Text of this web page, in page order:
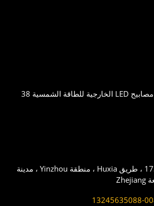
4 عبوات من مصابيح LED الخارجية للطاقة الشمسية 38
1102-2 ، رقم 173 ، طريق Huxia ، منطقة Yinzhou ، مدينة
0086-